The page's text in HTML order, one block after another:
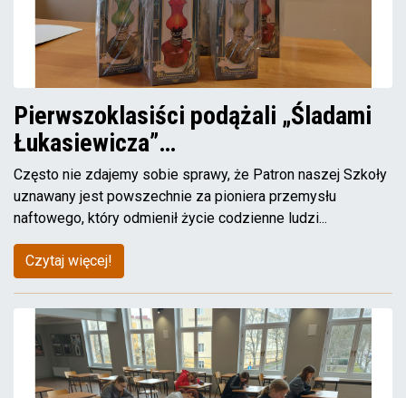
Pierwszoklasiści podążali „Śladami
Łukasiewicza”…
Często nie zdajemy sobie sprawy, że Patron naszej Szkoły
uznawany jest powszechnie za pioniera przemysłu
naftowego, który odmienił życie codzienne ludzi...
Czytaj więcej!